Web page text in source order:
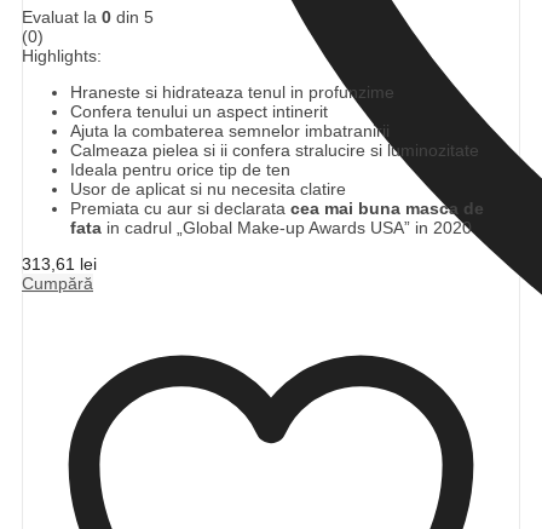
Evaluat la 0 din 5
(0)
Highlights:
Hraneste si hidrateaza tenul in profunzime
Confera tenului un aspect intinerit
Ajuta la combaterea semnelor imbatranirii
Calmeaza pielea si ii confera stralucire si luminozitate
Ideala pentru orice tip de ten
Usor de aplicat si nu necesita clatire
Premiata cu aur si declarata cea mai buna masca de
fata in cadrul „Global Make-up Awards USA” in 2020
313,61 lei
Cumpără